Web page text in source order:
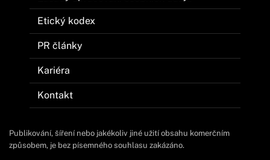
Etický kodex
PR články
Kariéra
Kontakt
Publikování, šíření nebo jakékoliv jiné užití obsahu komerčním
způsobem, je bez písemného souhlasu zakázáno.